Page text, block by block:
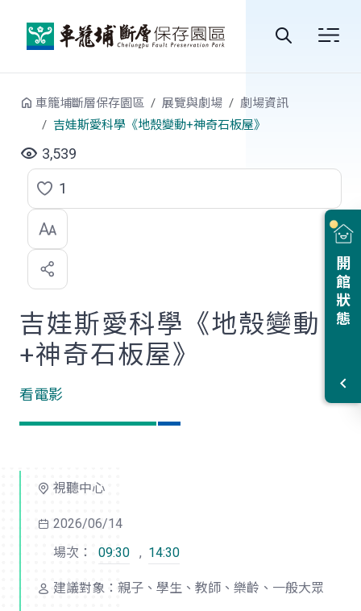
站
開館狀態
車籠埔斷層保存園區 展覽與劇場
劇場資訊
吉娃斯愛科學《地殼變動+神奇石板屋》
3,539
點
選
喜
歡
1
吉娃斯愛科學《地殼變動
+神奇石板屋》
看電影
視聽中心
2026/06/14
場次：
09:30 , 14:30
建議對象：親子、學生、教師、樂齡、一般大眾